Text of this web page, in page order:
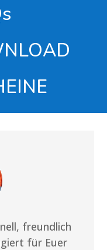
freundlich
für Euer